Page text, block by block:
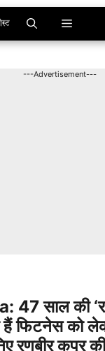
Menu
---Advertisement---
साल की
हैं फिटनेस को
रणबीर कपूर